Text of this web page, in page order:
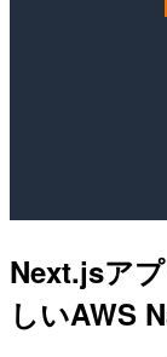
Next.jsア
しいAWS